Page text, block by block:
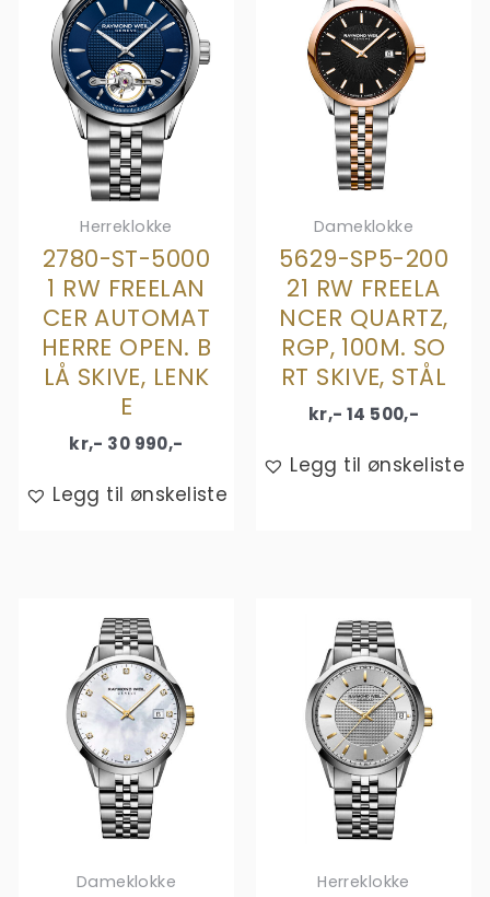
Herreklokke
2780-ST-5000
1 RW FREELAN
CER AUTOMAT
HERRE OPEN. B
LÅ SKIVE, LENK
E
kr,- 30 990,-
Legg til ønskeliste
Dameklokke
5629-SP5-200
21 RW FREELA
NCER QUARTZ,
RGP, 100M. SO
RT SKIVE, STÅL
kr,- 14 500,-
Legg til ønskeliste
Dameklokke Herreklokke